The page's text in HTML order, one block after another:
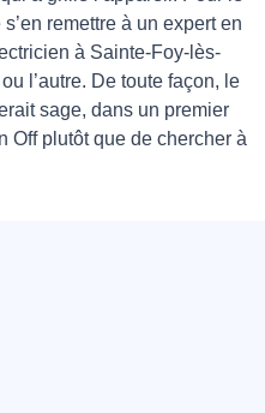
remettre à un expert en
à Sainte-Foy-lès-
l’autre. De toute façon, le
sage, dans un premier
Off plutôt que de chercher à